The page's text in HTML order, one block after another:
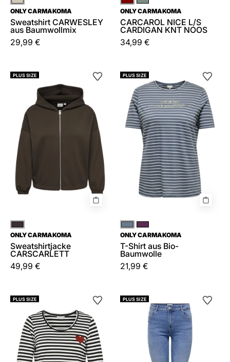
Beige
ONLY CARMAKOMA
Sweatshirt CARWESLEY
aus Baumwollmix
29,99 €
Rot Grün
ONLY CARMAKOMA
CARCAROL NICE L/S
CARDIGAN KNT NOOS
34,99 €
Sweatshirtjacke
CARSCARLETT
PLUS SIZE
Braun
ONLY CARMAKOMA
Sweatshirtjacke
CARSCARLETT
49,99 €
Shirt
aus
Bio-
Baumwolle
PLUS SIZE
GrauRot
ONLY CARMAKOMA
T-Shirt aus Bio-
Baumwolle
21,99 €
Langarmshirt
CARBODIL
gestreift
PLUS SIZE
SALLY
Flared
Fit
PLUS SIZE